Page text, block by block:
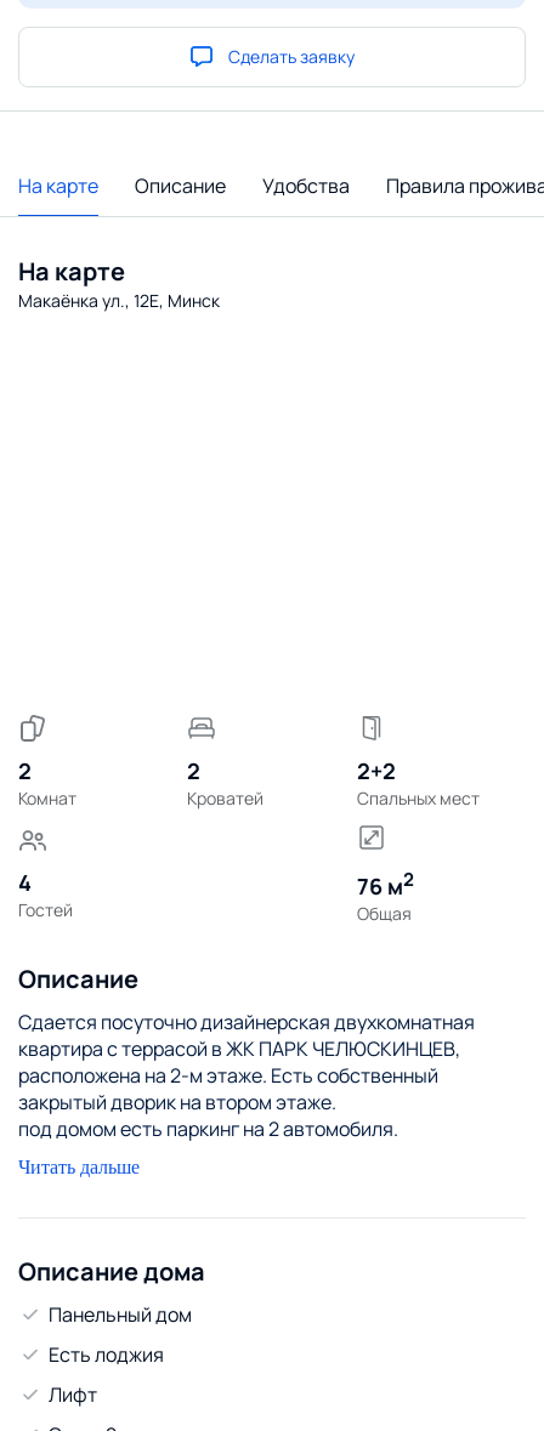
Сделать заявку
На карте Описание Удобства Правила
2
Комнат
2
Кроватей
2+2
Спальных мест
4
Гостей
76 м2
Общая
На карте
Макаёнка ул., 12Е, Минск
Описание
Сдается посуточно дизайнерская двухкомнатная
квартира с террасой в ЖК ПАРК ЧЕЛЮСКИНЦЕВ,
расположена на 2-м этаже. Есть собственный
закрытый дворик на втором этаже.
под домом есть паркинг на 2 автомобиля.
Все окна в пол, с каждой комнаты можно выйти на
собственную террасу. Вид на Парк челюскинцев.
Сдается на СУТКИ, НЕДЕЛИ.
Шикарный современный дом! Второй этаж.
Самый современный район города Минска. (почти
центр города).
Высота потолков 3 метра!!
Дизайнерский ремонт. Подогрев Пола в ванной и
коридоре. В каждой комнате кондиционер.
Читать дальше
Описание дома
Панельный дом
Есть лоджия
Лифт